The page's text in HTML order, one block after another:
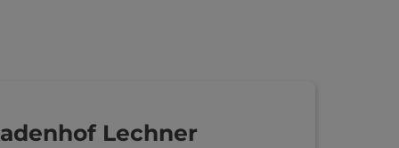
verfeinert werden kann. Die Ergebnisse in
Lechner